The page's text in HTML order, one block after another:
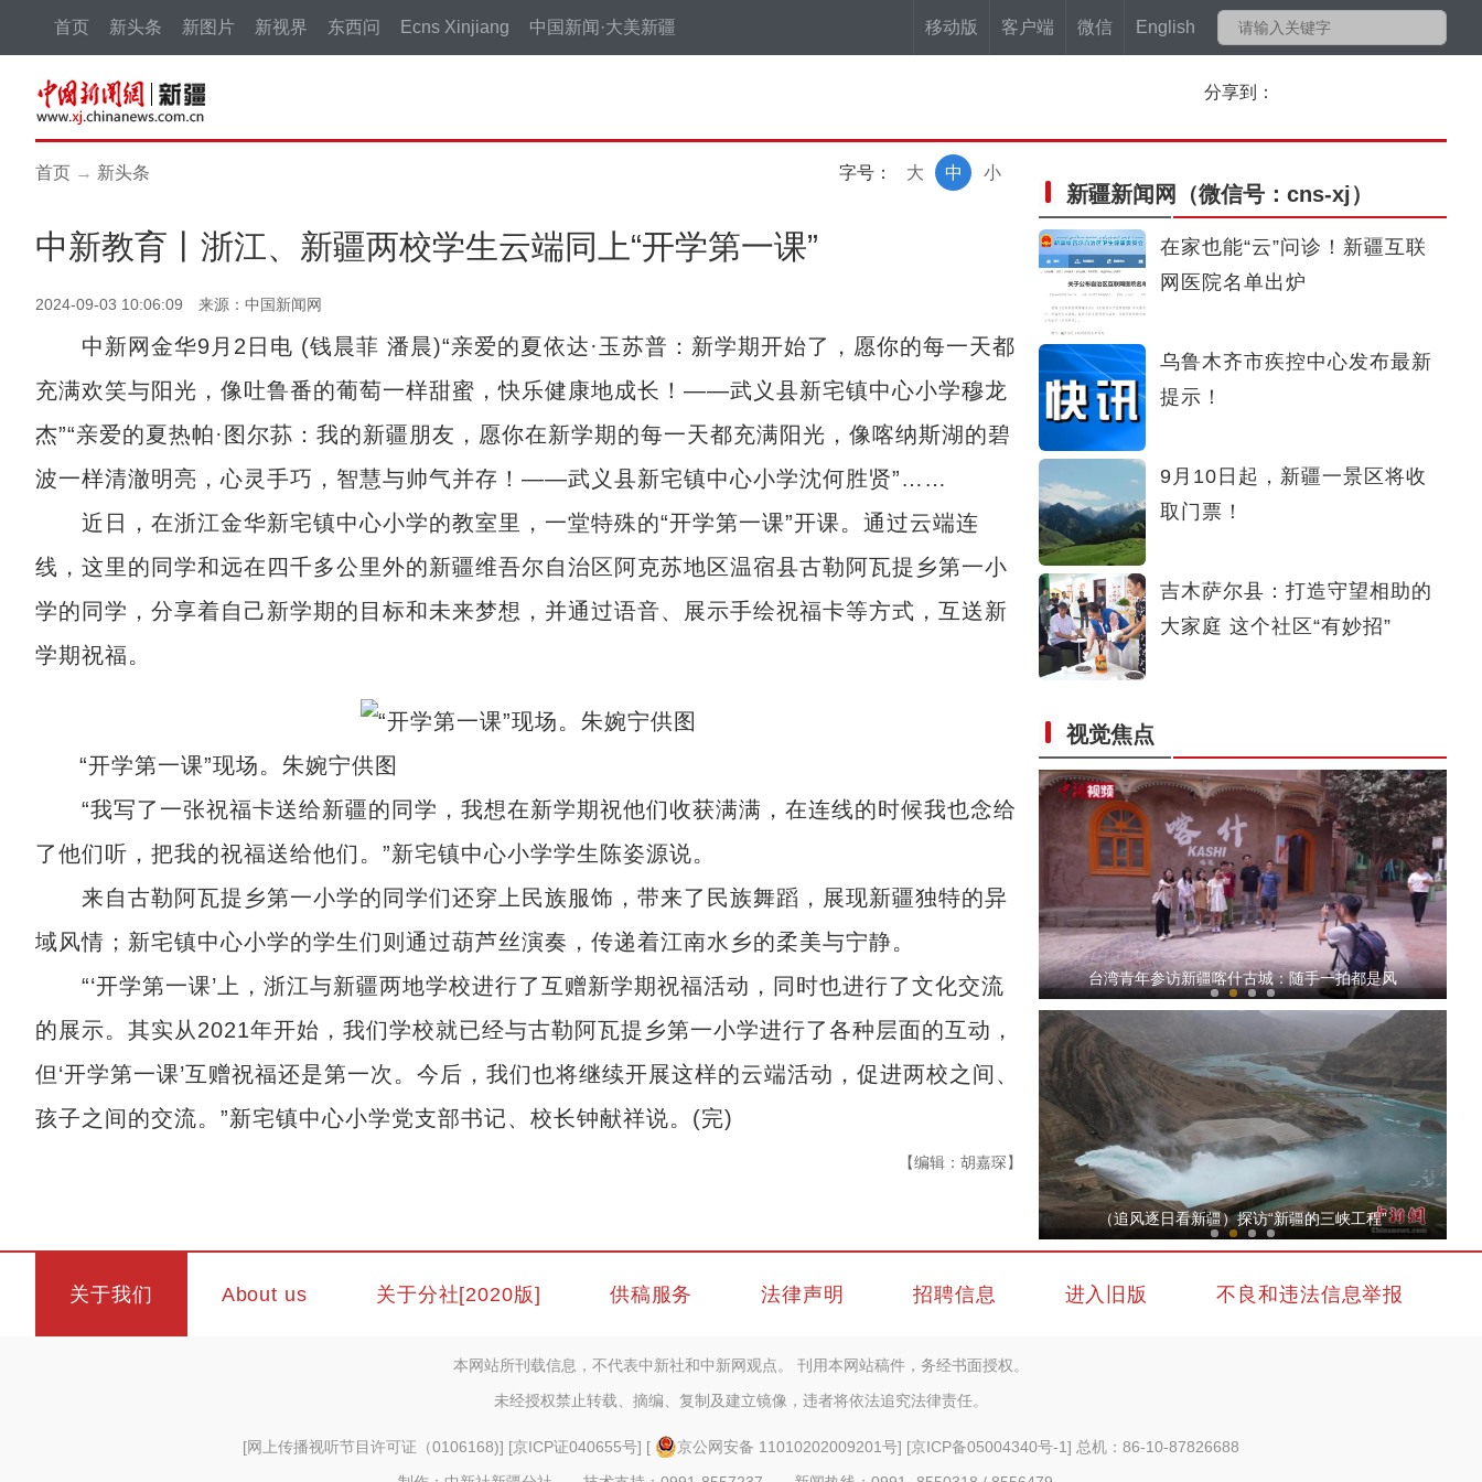
移动版 客户端 微信 English
首页 新头条 新图片 新视界 东西问 Ecns Xinjiang 中国新闻·大美新疆
分享到：
首页 → 新头条 字号： 小
中
大
中新教育丨浙江、新疆两校学生云端同上“开学第一课”
2024-09-03 10:06:09 来源：中国新闻网
中新网金华9月2日电 (钱晨菲 潘晨)“亲爱的夏依达·玉苏普：新学期开始了，愿你的每一天都
充满欢笑与阳光，像吐鲁番的葡萄一样甜蜜，快乐健康地成长！——武义县新宅镇中心小学穆龙
杰”“亲爱的夏热帕·图尔荪：我的新疆朋友，愿你在新学期的每一天都充满阳光，像喀纳斯湖的碧
波一样清澈明亮，心灵手巧，智慧与帅气并存！——武义县新宅镇中心小学沈何胜贤”……
近日，在浙江金华新宅镇中心小学的教室里，一堂特殊的“开学第一课”开课。通过云端连
线，这里的同学和远在四千多公里外的新疆维吾尔自治区阿克苏地区温宿县古勒阿瓦提乡第一小
学的同学，分享着自己新学期的目标和未来梦想，并通过语音、展示手绘祝福卡等方式，互送新
学期祝福。
“开学第一课”现场。朱婉宁供图
“我写了一张祝福卡送给新疆的同学，我想在新学期祝他们收获满满，在连线的时候我也念给
了他们听，把我的祝福送给他们。”新宅镇中心小学学生陈姿源说。
来自古勒阿瓦提乡第一小学的同学们还穿上民族服饰，带来了民族舞蹈，展现新疆独特的异
域风情；新宅镇中心小学的学生们则通过葫芦丝演奏，传递着江南水乡的柔美与宁静。
“‘开学第一课’上，浙江与新疆两地学校进行了互赠新学期祝福活动，同时也进行了文化交流
的展示。其实从2021年开始，我们学校就已经与古勒阿瓦提乡第一小学进行了各种层面的互动，
但‘开学第一课’互赠祝福还是第一次。今后，我们也将继续开展这样的云端活动，促进两校之间、
孩子之间的交流。”新宅镇中心小学党支部书记、校长钟献祥说。(完)
【编辑：胡嘉琛】
新疆新闻网 （微信号：cns-xj）
在家也能“云”问诊！新疆互联
网医院名单出炉
乌鲁木齐市疾控中心发布最新
提示！
9月10日起，新疆一景区将收
取门票！
吉木萨尔县：打造守望相助的
大家庭 这个社区“有妙招”
视觉焦点
（追风逐日看新疆）新疆首座高效N型大尺寸
台湾青年参访喀什大学：想体验更多中华文化
台湾青年参访新疆喀什古城：随手一拍都是风
（追风逐日看新疆）“疆电外送”首个特高压
（追风逐日看新疆）新疆首座高效N型大尺寸
（追风逐日看新疆）探访“新疆的三峡工程”
关于我们 About us 关于分社[2020版] 供稿服务 法律声明 招聘信息 进入旧版 不良和违法信息举报
本网站所刊载信息，不代表中新社和中新网观点。 刊用本网站稿件，务经书面授权。
未经授权禁止转载、摘编、复制及建立镜像，违者将依法追究法律责任。
[网上传播视听节目许可证（0106168)] [京ICP证040655号] [ 京公网安备 11010202009201号] [京ICP备05004340号-1] 总机：86-10-87826688